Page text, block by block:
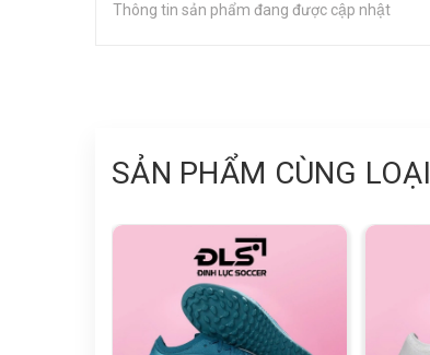
Thông tin sản phẩm đang được cập nhật
SẢN PHẨM CÙNG LOẠI